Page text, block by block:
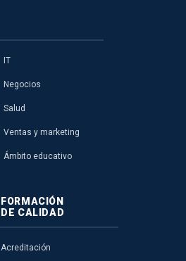
IT
Negocios
Salud
Ventas y marketing
Ámbito educativo
FORMACIÓN
DE CALIDAD
Acreditación